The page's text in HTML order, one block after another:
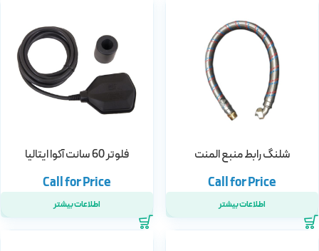
شلنگ رابط منبع المنت
اطلاعات بیشتر
فلوتر 60 سانت آکوا ایتالیا
اطلاعات بیشتر